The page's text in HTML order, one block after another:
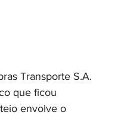
Transporte S.A.
que ficou
envolve o